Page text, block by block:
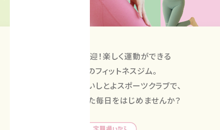
初心者大歓迎！楽しく運動ができる
予約制のフィットネスジム。
岡山市中区のいしとよスポーツクラブで、
健康で充実した毎日をはじめませんか？